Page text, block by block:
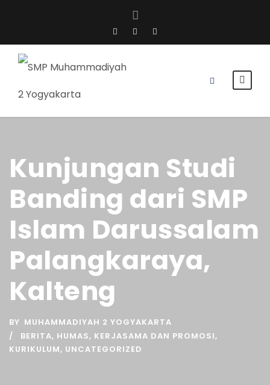
Kunjungan Studi
Banding dari SMP
Islam Darussalam
Palangkaraya,
Kalteng
BY MUHAMMADIYAH 2 YOGYAKARTA
BERITA, HUMAS, KERJASAMA DAN PROMOSI,
KURIKULUM, UNCATEGORIZED